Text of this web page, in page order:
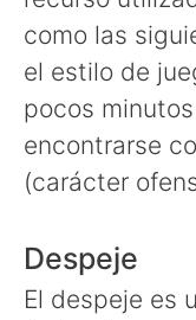
como las
el estilo de
pocos
encontrarse
(carácter
Despeje
El despeje es